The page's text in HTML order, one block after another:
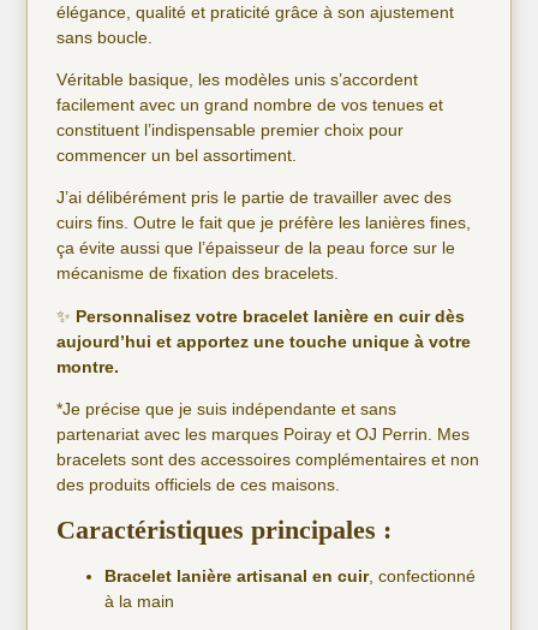
élégance, qualité et praticité grâce à son ajustement
sans boucle.
Véritable basique, les modèles unis s’accordent
facilement avec un grand nombre de vos tenues et
constituent l’indispensable premier choix pour
commencer un bel assortiment.
J’ai délibérément pris le partie de travailler avec des
cuirs fins. Outre le fait que je préfère les lanières fines,
ça évite aussi que l’épaisseur de la peau force sur le
mécanisme de fixation des bracelets.
✨ Personnalisez votre bracelet lanière en cuir dès
aujourd’hui et apportez une touche unique à votre
montre.
*Je précise que je suis indépendante et sans
partenariat avec les marques Poiray et OJ Perrin. Mes
bracelets sont des accessoires complémentaires et non
des produits officiels de ces maisons.
Caractéristiques principales :
Bracelet lanière artisanal en cuir, confectionné
à la main